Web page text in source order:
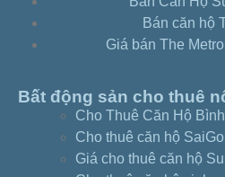
Căn hộ Sunwah 2pn-full
– 3b425085
3b416045
Căn hộ Sunwah 2pn-
bơi – 3b409025
Căn hộ Sunwah Pearl
Bán căn hộ
Giá bán The
Bất động sản cho thuê
Cho Thuê Căn Hộ
Cho thuê căn hộ
Giá cho thuê căn hộ